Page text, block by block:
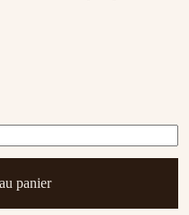
panier